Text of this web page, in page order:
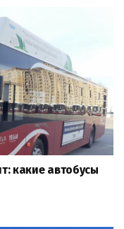
какие автобусы